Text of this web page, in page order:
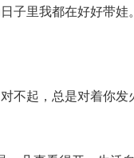
子里我都在好好带娃
不起，总是对着你发